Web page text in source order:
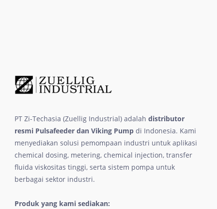
PT Zi-Techasia (Zuellig Industrial) adalah distributor
resmi Pulsafeeder dan Viking Pump di Indonesia. Kami
menyediakan solusi pemompaan industri untuk aplikasi
chemical dosing, metering, chemical injection, transfer
fluida viskositas tinggi, serta sistem pompa untuk
berbagai sektor industri.
Produk yang kami sediakan: